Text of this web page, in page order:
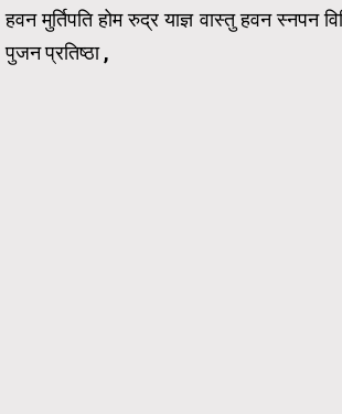
हवन मुर्तिपति होम रुद्र याज्ञ वास्तु हवन स्नपन
पुजन प्रतिष्ठा ,